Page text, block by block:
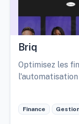
Briq
Optimisez les
Finance